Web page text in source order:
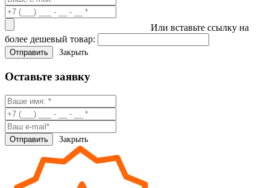
Или вставьте ссылку на
более дешевый товар:
Закрыть
Оставьте заявку
Закрыть